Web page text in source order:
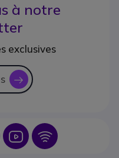
à notre
exclusives
icon
Icon Icon